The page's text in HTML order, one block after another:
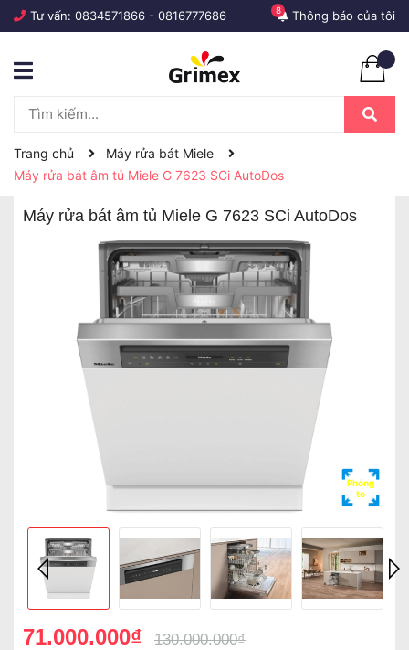
Tư vấn: 0834571866 - 0816777686 Thông báo của tôi
8
Trang chủ
Máy rửa bát Miele
Máy rửa bát âm tủ Miele G 7623 SCi AutoDos
Máy rửa bát âm tủ Miele G 7623 SCi AutoDos
Phóng
to
71.000.000₫ 130.000.000₫